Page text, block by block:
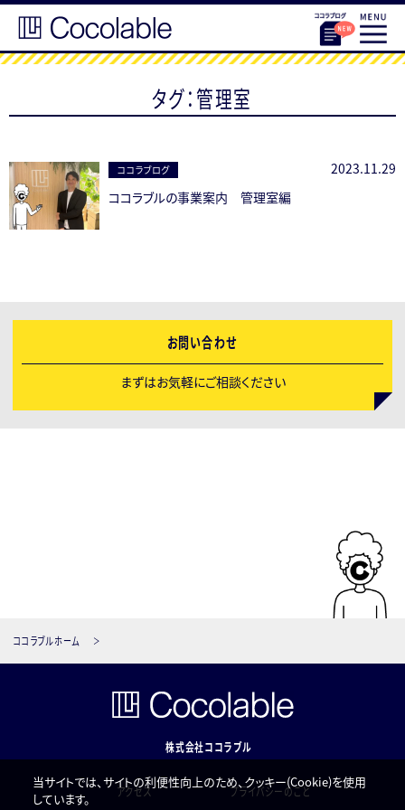
タグ：管理室
ココラブログ
2023.11.29
ココラブルの事業案内 管理室編
お問い合わせ
まずはお気軽にご相談ください
ココラブルホーム
株式会社ココラブル
アクセス プライバシーのこと
当サイトでは、サイトの利便性向上のため、クッキー(Cookie)を使用
しています。